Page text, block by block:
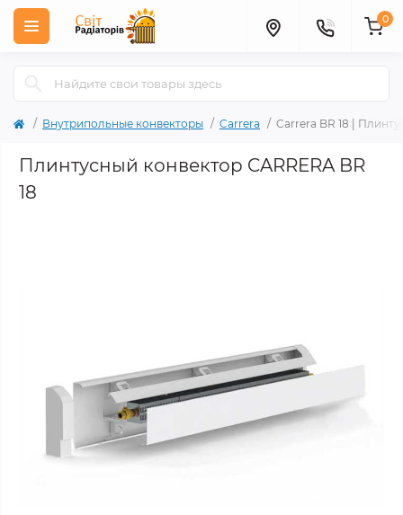
0
Внутрипольные конвекторы Carrera Carrera BR 18 |
Плинтусный конвектор CARRERA BR
18